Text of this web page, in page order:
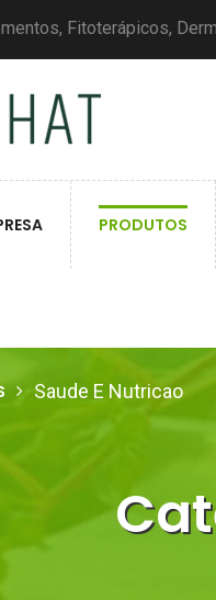
Fitoterápicos,
PRODUTOS
Saude E Nutricao